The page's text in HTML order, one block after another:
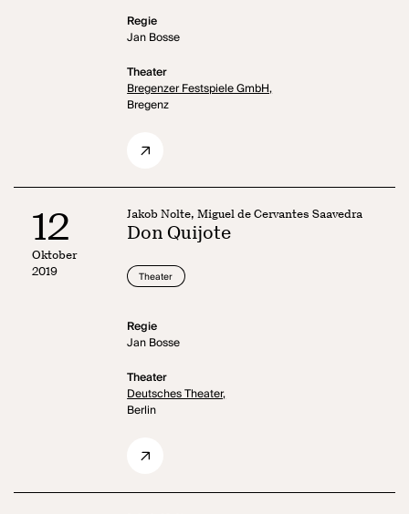
Regie
Jan Bosse
Theater
Bregenzer Festspiele GmbH,
Bregenz
12
Oktober
2019
Jakob Nolte, Miguel de Cervantes Saavedra
Don Quijote
Theater
Regie
Jan Bosse
Theater
Deutsches Theater,
Berlin